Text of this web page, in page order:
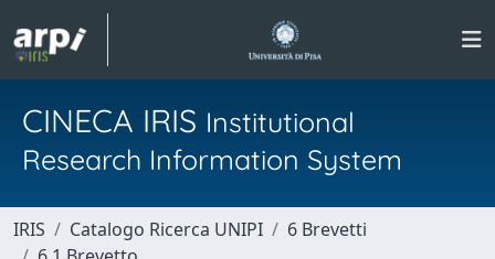
CINECA IRIS Institutional
Research Information System
IRIS Catalogo Ricerca UNIPI
6 Brevetti